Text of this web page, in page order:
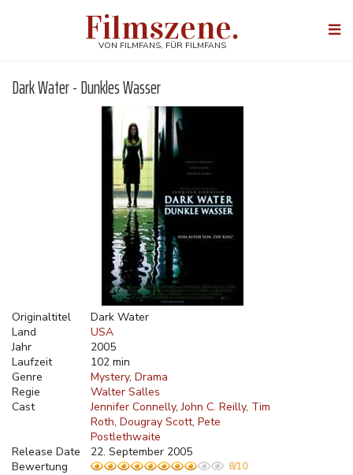
Filmszene.
VON FILMFANS, FÜR FILMFANS
Dark Water - Dunkles Wasser
Originaltitel
Dark Water
Land
USA
Jahr
2005
Laufzeit
102 min
Genre
Mystery Drama
Regie
Walter Salles
Cast
Jennifer Connelly John C. Reilly Tim
Roth Dougray Scott Pete
Postlethwaite
Release Date
22. September 2005
Bewertung
8/10